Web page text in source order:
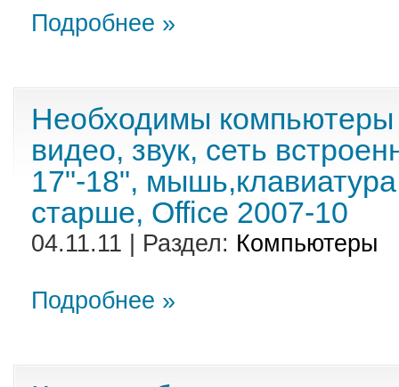
Подробнее »
Необходимы компьютеры
видео, звук, сеть
17"-18",
старше, Office 2007-10
04.11.11 | Раздел: Компьютеры
Подробнее »